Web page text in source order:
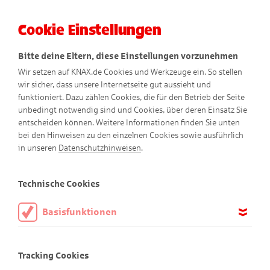
Walter
Wildfangs
Selbst angepflanzte Kräuter sind
Cookie Einstellungen
Bitte deine Eltern, diese Einstellungen vorzunehmen
Wir setzen auf KNAX.de Cookies und Werkzeuge ein. So stellen
wir sicher, dass unsere Internetseite gut aussieht und
funktioniert. Dazu zählen Cookies, die für den Betrieb der Seite
unbedingt notwendig sind und Cookies, über deren Einsatz Sie
entscheiden können. Weitere Informationen finden Sie unten
bei den Hinweisen zu den einzelnen Cookies sowie ausführlich
in unseren Datenschutzhinweisen.
Technische Cookies
Basisfunktionen
aktiviert sein.
Tracking Cookies